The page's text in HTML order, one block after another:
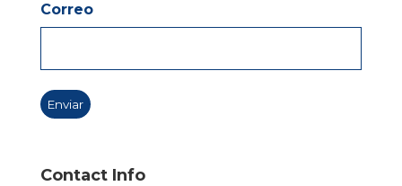
Correo
Contact Info